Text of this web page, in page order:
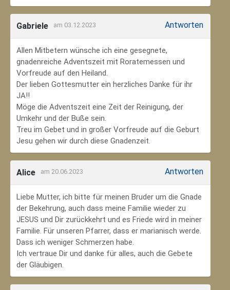
Gabriele am 03.12.2023 Antworten
Allen Mitbetern wünsche ich eine gesegnete,
gnadenreiche Adventszeit mit Roratemessen und
Vorfreude auf den Heiland.
Der lieben Gottesmutter ein herzliches Danke für ihr
JA!!
Möge die Adventszeit eine Zeit der Reinigung, der
Umkehr und der Buße sein.
Treu im Gebet und in großer Vorfreude auf die Geburt
Jesu gehen wir durch diese Gnadenzeit.
Alice am 20.06.2023 Antworten
Liebe Mutter, ich bitte für meinen Bruder um die Gnade
der Bekehrung, auch dass meine Familie wieder zu
JESUS und Dir zurückkehrt und es Friede wird in meiner
Familie. Für unseren Pfarrer, dass er marianisch werde.
Dass ich weniger Schmerzen habe.
Ich vertraue Dir und danke für alles, auch die Gebete
der Gläubigen.